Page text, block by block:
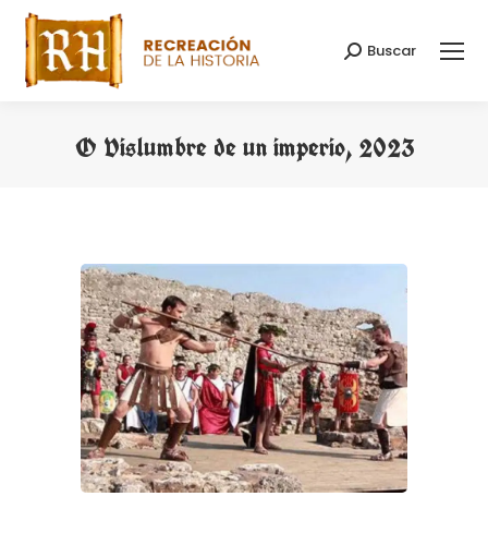
Search:
Buscar
O Vislumbre de un imperio, 2023